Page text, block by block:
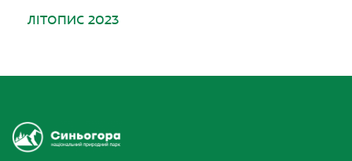
ЛІТОПИС 2023